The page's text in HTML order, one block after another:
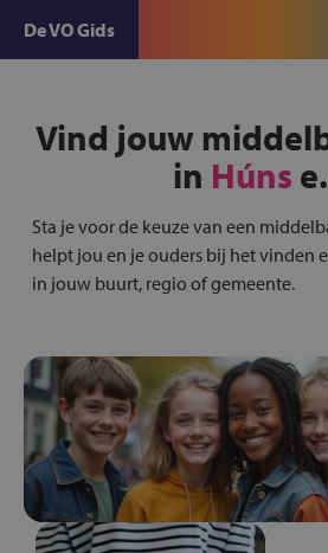
De VO Gids
Vind jouw
in Húns
Sta je voor de keuze van een
helpt jou en je ouders bij het vinden
in jouw buurt, regio of gemeente.